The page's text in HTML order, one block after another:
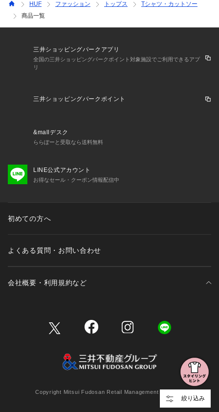
絞り込み
HUF ファッション トップス
Tシャツ・カットソー
商品一覧
三井ショッピングパークアプリ
全国の三井ショッピングパークポイント対象施設でご利用できるアプ
リ
三井ショッピングパークポイント
&mallデスク
ららぽーと受取なら送料無料
LINE公式アカウント
お得なセール・クーポン情報配信中
初めての方へ
よくある質問・お問い合わせ
会社概要・利用規約など
Copyright Mitsui Fudosan Retail Management Co., Ltd.